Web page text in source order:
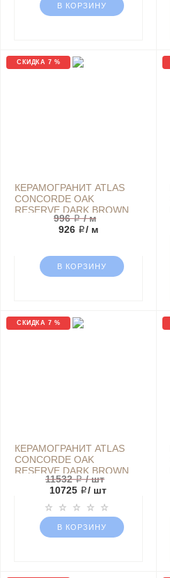
В КОРЗИНУ
СКИДКА 7 %
КЕРАМОГРАНИТ ATLAS
CONCORDE OAK
RESERVE DARK BROWN
BATTISCOPA 7,2Х60
ДЕРЕВО КОРИЧНЕВЫЙ
996 ₽/ м
926 ₽/ м
В КОРЗИНУ
СКИДКА 7 %
КЕРАМОГРАНИТ ATLAS
CONCORDE OAK
RESERVE DARK BROWN
SCALINO ANGOLARE SX
33Х120 ДЕРЕВО
КОРИЧНЕВЫЙ МАТОВЫЙ
11532 ₽/ шт
10725 ₽/ шт
В КОРЗИНУ